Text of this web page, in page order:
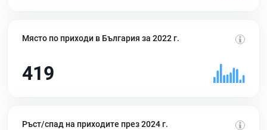
Място по приходи в България за 2022 г.
419
Ръст/спад на приходите през 2024 г.